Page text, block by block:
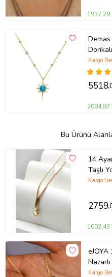
1937,29
Dorikalı
Kolye
Kargo
5518
2004,87
Bu Ürünü
14
Taşlı
Kargo
2759
1002,43
Kargo